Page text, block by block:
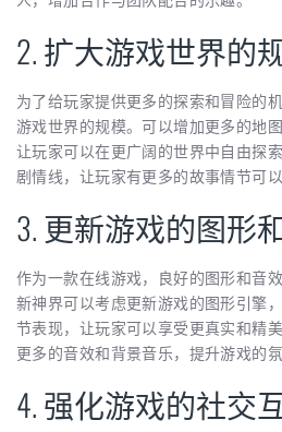
2. 扩大游戏世界的
为了给玩家提供更多的探索和冒险的
游戏世界的规模。可以增加更多的地
让玩家可以在更广阔的世界中自由探
剧情线，让玩家有更多的故事情节可以
3. 更新游戏的图形
作为一款在线游戏，良好的图形和音
新神界可以考虑更新游戏的图形引擎
节表现，让玩家可以享受更真实和精
更多的音效和背景音乐，提升游戏的
4. 强化游戏的社交